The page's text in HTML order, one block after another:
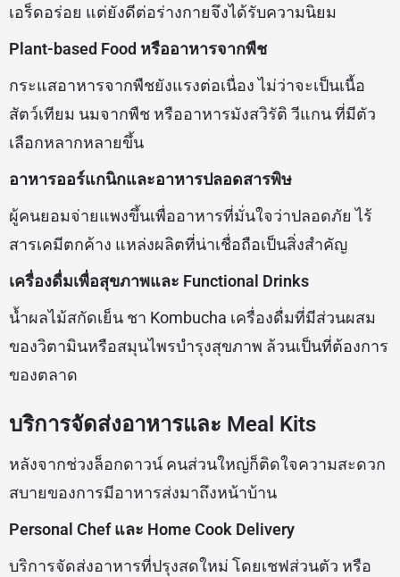
เอร็ดอร่อย แต่ยังดีต่อร่างกายจึงได้รับความนิยม
Plant-based Food หรืออาหารจากพืช
กระแสอาหารจากพืชยังแรงต่อเนื่อง ไม่ว่าจะเป็นเนื้อ
สัตว์เทียม นมจากพืช หรืออาหารมังสวิรัติ วีแกน ที่มีตัว
เลือกหลากหลายขึ้น
อาหารออร์แกนิกและอาหารปลอดสารพิษ
ผู้คนยอมจ่ายแพงขึ้นเพื่ออาหารที่มั่นใจว่าปลอดภัย ไร้
สารเคมีตกค้าง แหล่งผลิตที่น่าเชื่อถือเป็นสิ่งสำคัญ
เครื่องดื่มเพื่อสุขภาพและ Functional Drinks
น้ำผลไม้สกัดเย็น ชา Kombucha เครื่องดื่มที่มีส่วนผสม
ของวิตามินหรือสมุนไพรบำรุงสุขภาพ ล้วนเป็นที่ต้องการ
ของตลาด
บริการจัดส่งอาหารและ Meal Kits
หลังจากช่วงล็อกดาวน์ คนส่วนใหญ่ก็ติดใจความสะดวก
สบายของการมีอาหารส่งมาถึงหน้าบ้าน
Personal Chef และ Home Cook Delivery
บริการจัดส่งอาหารที่ปรุงสดใหม่ โดยเชฟส่วนตัว หรือ